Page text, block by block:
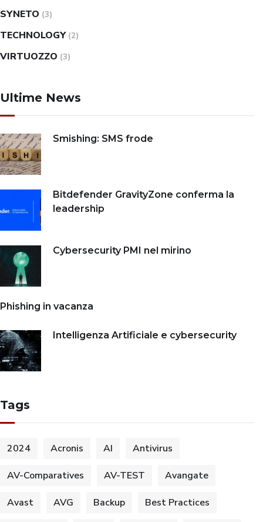
SYNETO (3)
TECHNOLOGY (2)
VIRTUOZZO (3)
Ultime News
Smishing: SMS frode
Bitdefender GravityZone conferma la
leadership
Cybersecurity PMI nel mirino
Phishing in vacanza
Intelligenza Artificiale e cybersecurity
Tags
2024 Acronis AI Antivirus
AV-Comparatives AV-TEST Avangate
Avast AVG Backup Best Practices